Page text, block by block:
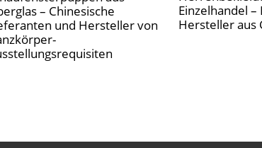
– Chinesische
und Hersteller von
Einzelhandel
Hersteller aus